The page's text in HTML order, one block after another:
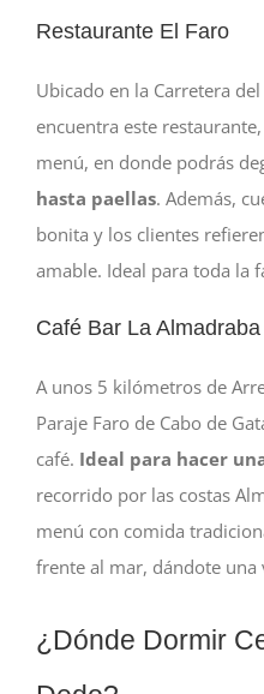
Restaurante El Faro
Ubicado en la Carretera
encuentra este
menú, en donde podrás
hasta paellas. Además,
bonita y los clientes
amable. Ideal para toda la
Café Bar La Almadraba
A unos 5 kilómetros de
Paraje Faro de Cabo de
café. Ideal para hacer
recorrido por las costas
menú con comida
frente al mar, dándote una
¿Dónde Dormir